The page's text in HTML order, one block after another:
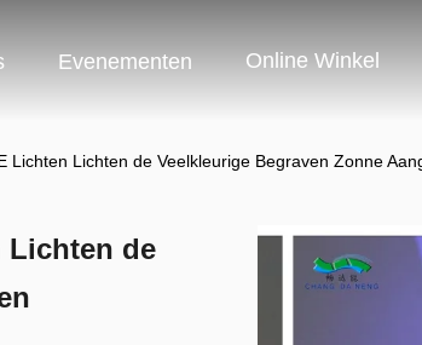
Evenementen Online Winkel
Lichten Lichten de Veelkleurige Begraven Zonne
Lichten de